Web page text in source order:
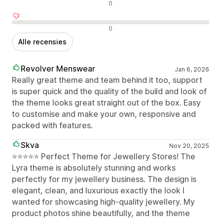
0
0
Alle recensies
Revolver Menswear Jan 6, 2026
Really great theme and team behind it too, support
is super quick and the quality of the build and look of
the theme looks great straight out of the box. Easy
to customise and make your own, responsive and
packed with features.
Skva
Nov 20, 2025
⭐️⭐️⭐️⭐️⭐️ Perfect Theme for Jewellery Stores! The
Lyra theme is absolutely stunning and works
perfectly for my jewellery business. The design is
elegant, clean, and luxurious exactly the look I
wanted for showcasing high-quality jewellery. My
product photos shine beautifully, and the theme